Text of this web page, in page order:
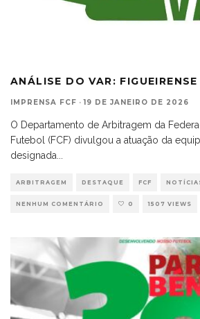
ANÁLISE DO VAR:
IMPRENSA FCF · 19 DE JANEIRO DE 2026
O Departamento de Arbitragem da
Futebol (FCF) divulgou a atuação da
designada
ARBITRAGEM DESTAQUE FCF
NENHUM COMENTÁRIO 0 1507 VIEWS